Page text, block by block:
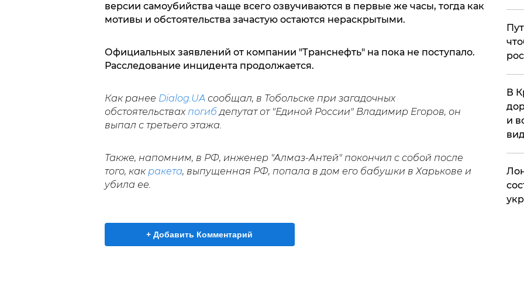
версии самоубийства чаще всего озвучиваются в первые же часы, тогда как
мотивы и обстоятельства зачастую остаются нераскрытыми.
Официальных заявлений от компании "Транснефть" на пока не поступало.
Расследование инцидента продолжается.
Как ранее Dialog.UA сообщал, в Тобольске при загадочных
обстоятельствах погибдепутат от "Единой России" Владимир Егоров, он
выпал с третьего этажа.
Также, напомним, в РФ, инженер "Алмаз-Антей" покончил с собой после
того, какракета, выпущенная РФ, попала в дом его бабушки в Харькове и
убила ее.
+ Добавить Комментарий
В
и